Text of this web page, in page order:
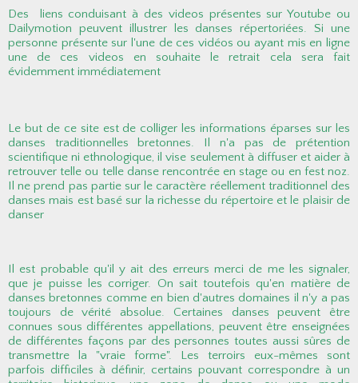
Des liens conduisant à des videos présentes sur Youtube ou
Dailymotion peuvent illustrer les danses répertoriées. Si une
personne présente sur l'une de ces vidéos ou ayant mis en ligne
une de ces videos en souhaite le retrait cela sera fait
évidemment immédiatement
Le but de ce site est de colliger les informations éparses sur les
danses traditionnelles bretonnes. Il n'a pas de prétention
scientifique ni ethnologique, il vise seulement à diffuser et aider à
retrouver telle ou telle danse rencontrée en stage ou en fest noz.
Il ne prend pas partie sur le caractère réellement traditionnel des
danses mais est basé sur la richesse du répertoire et le plaisir de
danser
Il est probable qu'il y ait des erreurs merci de me les signaler,
que je puisse les corriger. On sait toutefois qu'en matière de
danses bretonnes comme en bien d'autres domaines il n'y a pas
toujours de vérité absolue. Certaines danses peuvent être
connues sous différentes appellations, peuvent être enseignées
de différentes façons par des personnes toutes aussi sûres de
transmettre la "vraie forme". Les terroirs eux-mêmes sont
parfois difficiles à définir, certains pouvant correspondre à un